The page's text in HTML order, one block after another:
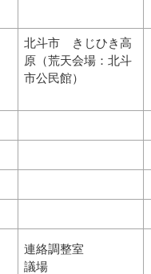
北斗市 きじひき高
原（荒天会場：北斗
市公民館）
連絡調整室
議場